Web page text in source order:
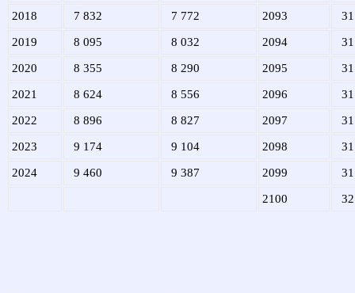
2018 7 832 7 772 2093
2019 8 095 8 032 2094
2020 8 355 8 290 2095
2021 8 624 8 556 2096
2022 8 896 8 827 2097
2023 9 174 9 104 2098
2024 9 460 9 387 2099
2100